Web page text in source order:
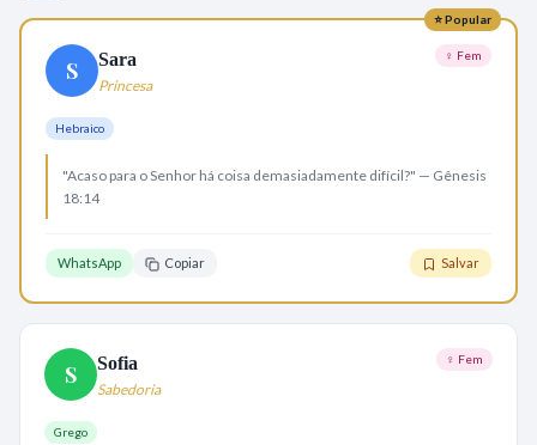
⭐ Popular
S Sara
Princesa
♀ Fem
Hebraico
"Acaso para o Senhor há coisa demasiadamente difícil?" — Gênesis
18:14
WhatsApp Copiar Salvar
S Sofia
Sabedoria
♀ Fem
Grego